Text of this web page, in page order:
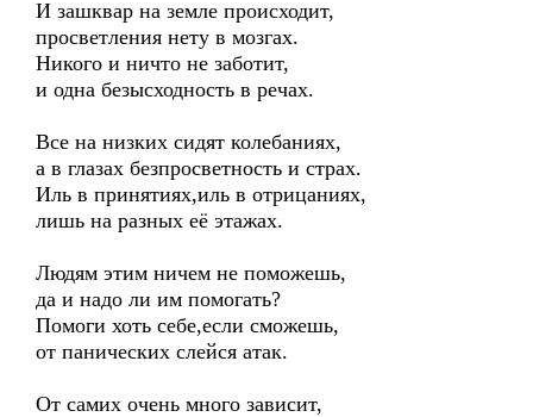
И зашквар на земле происходит,
просветления нету в мозгах.
Никого и ничто не заботит,
и одна безысходность в речах.
Все на низких сидят колебаниях,
а в глазах безпросветность и страх.
Иль в принятиях,иль в отрицаниях,
лишь на разных её этажах.
Людям этим ничем не поможешь,
да и надо ли им помогать?
Помоги хоть себе,если сможешь,
от панических слейся атак.
От самих очень много зависит,